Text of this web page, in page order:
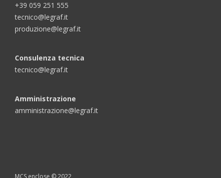
+39 059 251 555
tecnico@legraf.it
produzione@legraf.it
Consulenza tecnica
tecnico@legraf.it
Amministrazione
amministrazione@legraf.it